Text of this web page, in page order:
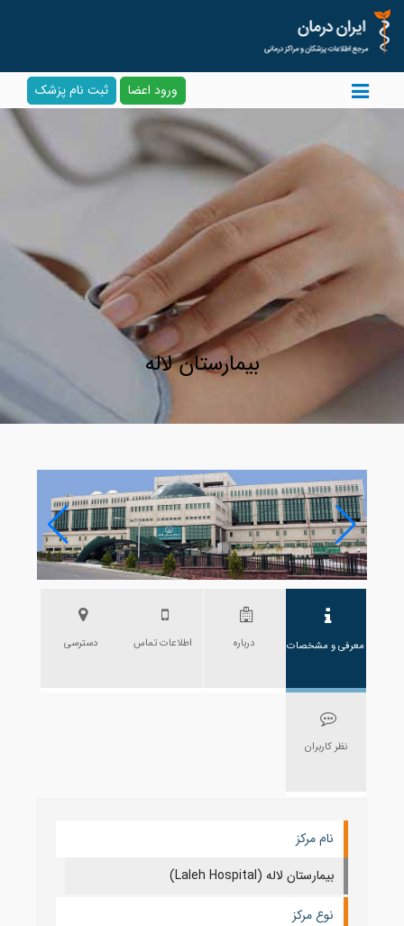
ورود اعضا ثبت نام پزشک
بیمارستان لاله
معرفی و مشخصات درباره اطلاعات تماس دسترسی
نظر کاربران
نام مرکز
بیمارستان لاله (Laleh Hospital)
نوع مرکز